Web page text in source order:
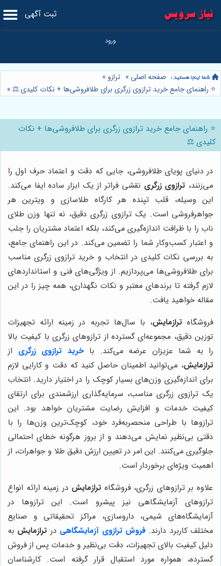
ثبت آگهی
صفحه اصلی » ترازو »
⭐️ راهنمای جامع خرید ترازوی زرگری برای طلافروشی‌ها + نکات کلیدی ⚖️ »
⭐️ راهنمای جامع خرید ترازوی زرگری برای طلافروشی‌ها + نکات
کلیدی ⚖️
در دنیای پویای طلافروشی، جایی که دقت و اعتماد حرف اول را
می‌زنند، ترازوی زرگری نقشی فراتر از یک ابزار ساده ایفا می‌کند.
این وسیله، قلب تپنده هر کارگاه طلاسازی و ویترین هر
جواهرفروشی است. یک ترازوی زرگری دقیق، نه تنها وزن طلای
ناب را با ظرافت اندازه‌گیری می‌کند، بلکه اعتماد مشتریان را جلب
و اعتبار کسب‌وکار شما را تضمین می‌کند. در این راهنمای جامع،
به بررسی نکات کلیدی در انتخاب و خرید ترازوی زرگری مناسب
برای طلافروشی‌ها می‌پردازیم. از ویژگی‌های فنی و استانداردهای
لازم گرفته تا برندهای معتبر و نکات نگهداری، همه چیز را در این
مقاله خواهید یافت.
فروشگاهترازمایش، با سال‌ها تجربه در زمینه ارائه تجهیزات
توزین دقیق، مجموعه‌ای گسترده از ترازوهای زرگری با کیفیت بالا
را به شما عزیزان عرضه می‌کند. با خرید ترازوی زرگری از
ترازمایش، می‌توانید اطمینان حاصل کنید که دقت و کارایی لازم
برای اندازه‌گیری وزن‌های بسیار کوچک را در اختیار دارید. انتخاب
یک ترازوی زرگری مناسب، سرمایه‌گذاری ارزشمندی برای ارتقای
کیفیت خدمات و افزایش رضایت مشتریان خواهد بود. این
ترازوها با طراحی منحصربه‌فرد خود، کوچک‌ترین وزن‌ها را با
دقتی بی‌نظیر نمایش می‌دهند و از بروز هرگونه خطای احتمالی
جلوگیری می‌کنند. این امر در تعیین ارزش دقیق طلا و جواهرات، از
اهمیت ویژه‌ای برخوردار است.
علاوه بر ترازوهای زرگری، فروشگاه ترازمایش در زمینه ارائه انواع
ترازوهای آزمایشگاهی نیز پیشرو است. این ترازوها در
آزمایشگاه‌های شیمی، داروسازی، مراکز تحقیقاتی و صنایع
مختلف کاربرد دارند.فروش ترازوی آزمایشگاهی در ترازمایش به
دلیل کیفیت بالای تجهیزات، دقت بی‌نظیر و خدمات پس از فروش
گسترده، همواره مورد استقبال قرار گرفته است. کارشناسان